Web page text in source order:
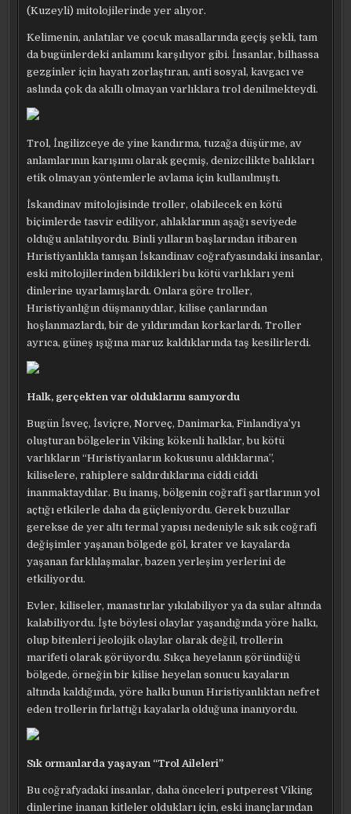
(Kuzeyli) mitolojilerinde yer alıyor.
Kelimenin, anlatılar ve çocuk masallarında geçiş şekli, tam
da bugünlerdeki anlamını karşılıyor gibi. İnsanlar, bilhassa
gezginler için hayatı zorlaştıran, anti sosyal, kavgacı ve
aslında çok da akıllı olmayan varlıklara trol denilmekteydi.
Trol, İngilizceye de yine kandırma, tuzağa düşürme, av
anlamlarının karışımı olarak geçmiş, denizcilikte balıkları
etik olmayan yöntemlerle avlama için kullanılmıştı.
İskandinav mitolojisinde troller, olabilecek en kötü
biçimlerde tasvir ediliyor, ahlaklarının aşağı seviyede
olduğu anlatılıyordu. Binli yılların başlarından itibaren
Hıristiyanlıkla tanışan İskandinav coğrafyasındaki insanlar,
eski mitolojilerinden bildikleri bu kötü varlıkları yeni
dinlerine uyarlamışlardı. Onlara göre troller,
Hıristiyanlığın düşmanıydılar, kilise çanlarından
hoşlanmazlardı, bir de yıldırımdan korkarlardı. Troller
ayrıca, güneş ışığına maruz kaldıklarında taş kesilirlerdi.
Halk, gerçekten var olduklarını sanıyordu
Bugün İsveç, İsviçre, Norveç, Danimarka, Finlandiya’yı
oluşturan bölgelerin Viking kökenli halklar, bu kötü
varlıkların “Hıristiyanların kokusunu aldıklarına”,
kiliselere, rahiplere saldırdıklarına ciddi ciddi
inanmaktaydılar. Bu inanış, bölgenin coğrafî şartlarının yol
açtığı etkilerle daha da güçleniyordu. Gerek buzullar
gerekse de yer altı termal yapısı nedeniyle sık sık coğrafi
değişimler yaşanan bölgede göl, krater ve kayalarda
yaşanan farklılaşmalar, bazen yerleşim yerlerini de
etkiliyordu.
Evler, kiliseler, manastırlar yıkılabiliyor ya da sular altında
kalabiliyordu. İşte böylesi olaylar yaşandığında yöre halkı,
olup bitenleri jeolojik olaylar olarak değil, trollerin
marifeti olarak görüyordu. Sıkça heyelanın göründüğü
bölgede, örneğin bir kilise heyelan sonucu kayaların
altında kaldığında, yöre halkı bunun Hıristiyanlıktan nefret
eden trollerin fırlattığı kayalarla olduğuna inanıyordu.
Sık ormanlarda yaşayan “Trol Aileleri”
Bu coğrafyadaki insanlar, daha önceleri putperest Viking
dinlerine inanan kitleler oldukları için, eski inançlarından